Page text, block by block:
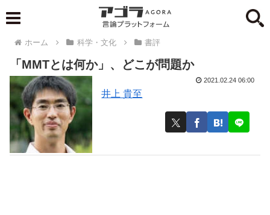
ホーム 科学・文化 書評
「MMTとは何か」、どこが問題か
井上 貴至
2021.02.24 06:00